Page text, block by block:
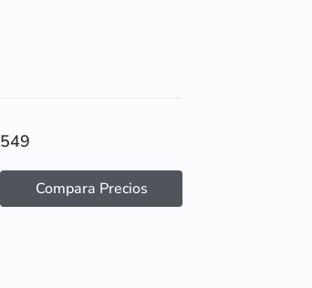
549
Compara Precios